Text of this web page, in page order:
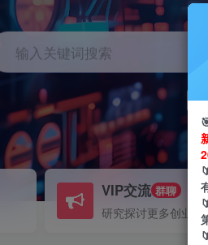
输入关键词搜索
引
VIP交流 群聊
研究探讨更多创业项